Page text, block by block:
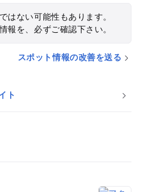
はない可能性もあります。
報を、必ずご確認下さい。
スポット情報の改善を送る
ト